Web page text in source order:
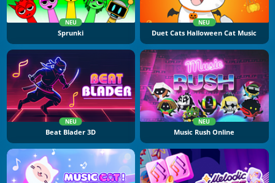
NEU
Sprunki
NEU
Duet Cats Halloween Cat Music
NEU
Beat Blader 3D
NEU
Music Rush Online